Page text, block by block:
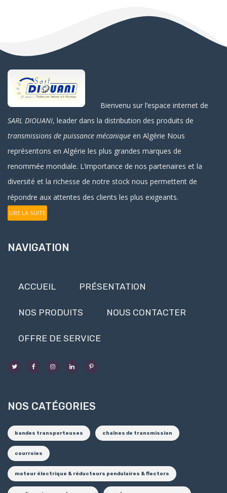
Bienvenu sur l’espace internet de
SARL DIOUANI, leader dans la distribution des produits de
transmissions de puissance mécanique en Algérie Nous
représentons en Algérie les plus grandes marques de
renommée mondiale. L’importance de nos partenaires et la
diversité et la richesse de notre stock nous permettent de
répondre aux attentes des clients les plus exigeants.
LIRE LA SUITE
NAVIGATION
ACCUEIL PRÉSENTATION
NOS PRODUITS NOUS CONTACTER
OFFRE DE SERVICE
NOS CATÉGORIES
bandes transporteuses chaînes de transmission
courroies
moteur électrique & réducteurs pendulaires & flectors